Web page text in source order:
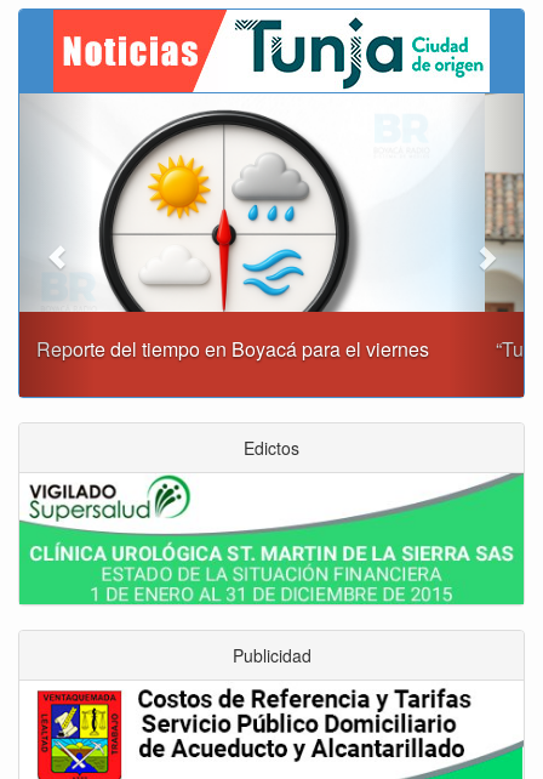
“Tunja nos ha dado demasiado y no podemos fallarle en
Edictos
Publicidad